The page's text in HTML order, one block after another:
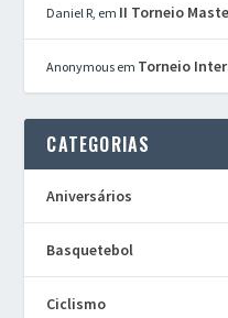
Daniel R, em II Torneio
Anonymous em Torneio
CATEGORIAS
Aniversários
Basquetebol
Ciclismo